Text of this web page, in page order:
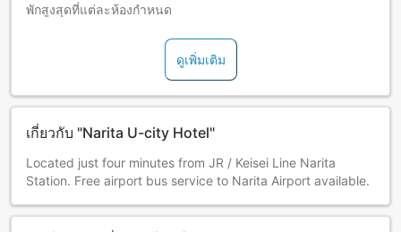
พักสูงสุดที่แต่ละห้องกำหนด
ดูเพิ่มเติม
เกี่ยวกับ "Narita U-city Hotel"
Located just four minutes from JR / Keisei Line Narita
Station. Free airport bus service to Narita Airport available.